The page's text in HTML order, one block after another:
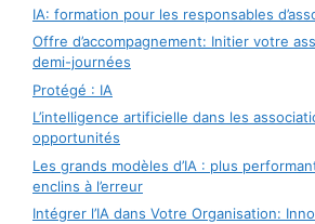
IA: formation pour les responsables
Offre d’accompagnement: Initier votre
demi-journées
Protégé : IA
L’intelligence artificielle dans les
opportunités
Les grands modèles d’IA : plus
enclins à l’erreur
Intégrer l’IA dans Votre Organisation: